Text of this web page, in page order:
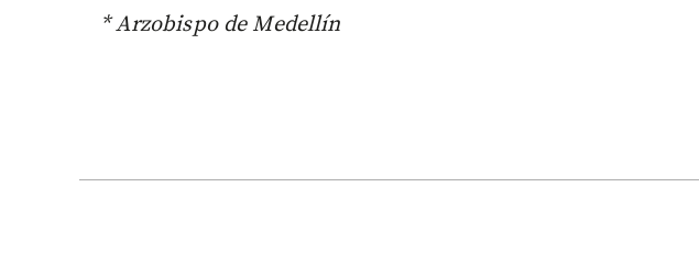
* Arzobispo de Medellín